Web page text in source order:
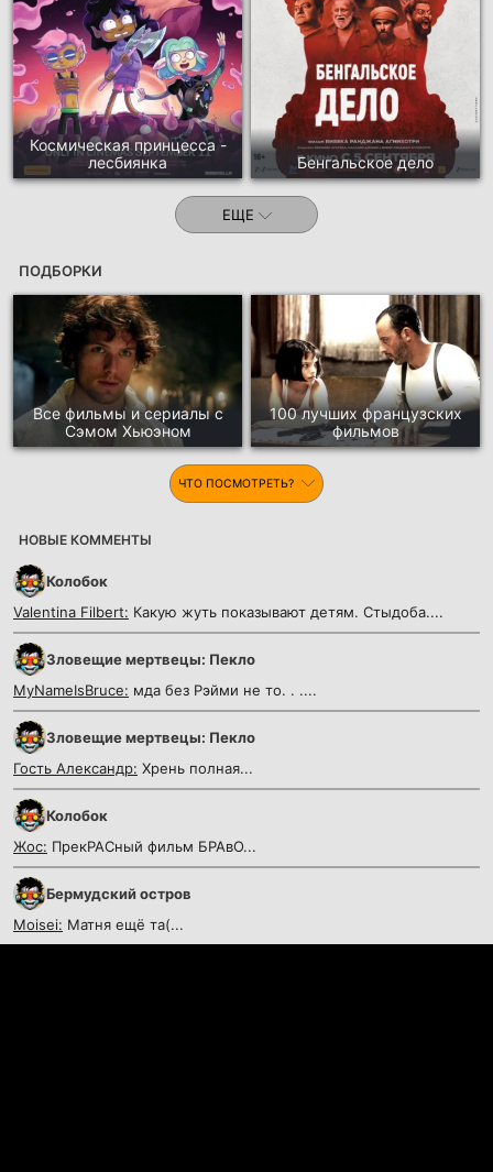
Космическая принцесса -
лесбиянка
Бенгальское дело
ЕЩЕ
ПОДБОРКИ
Все фильмы и сериалы с
Сэмом Хьюэном
100 лучших французских
фильмов
ЧТО ПОСМОТРЕТЬ?
НОВЫЕ КОММЕНТЫ
Колобок
Valentina Filbert: Какую жуть показывают детям. Стыдоба....
Зловещие мертвецы: Пекло
MyNameIsBruce: мда без Рэйми не то. . ....
Зловещие мертвецы: Пекло
Гость Александр: Хрень полная...
Колобок
Жос: ПрекРАСный фильм БРАвО...
Бермудский остров
Moisei: Матня ещё та(...